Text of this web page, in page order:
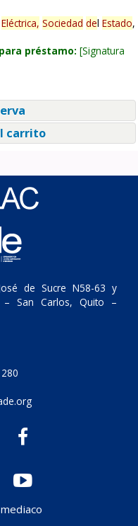
Eléctrica, Sociedad del Estado,
préstamo: Signatura
carrito
de Sucre N58-63 y
– San Carlos, Quito –